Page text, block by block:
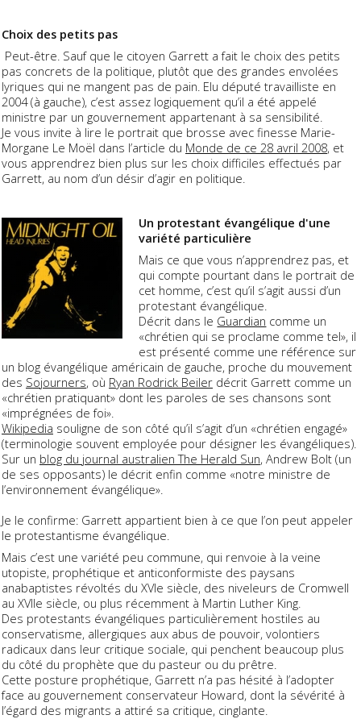
Choix des petits pas
Peut-être. Sauf que le citoyen Garrett a fait le choix des petits
pas concrets de la politique, plutôt que des grandes envolées
lyriques qui ne mangent pas de pain. Elu député travailliste en
2004 (à gauche), c’est assez logiquement qu’il a été appelé
ministre par un gouvernement appartenant à sa sensibilité.
Je vous invite à lire le portrait que brosse avec finesse Marie-
Morgane Le Moël dans l’article du Monde de ce 28 avril 2008, et
vous apprendrez bien plus sur les choix difficiles effectués par
Garrett, au nom d’un désir d’agir en politique.
Un protestant évangélique d'une
variété particulière
Mais ce que vous n’apprendrez pas, et
qui compte pourtant dans le portrait de
cet homme, c’est qu’il s’agit aussi d’un
protestant évangélique.
Décrit dans le Guardian comme un
«chrétien qui se proclame comme tel», il
est présenté comme une référence sur
un blog évangélique américain de gauche, proche du mouvement
des Sojourners, où Ryan Rodrick Beiler décrit Garrett comme un
«chrétien pratiquant» dont les paroles de ses chansons sont
«imprégnées de foi».
Wikipedia souligne de son côté qu’il s’agit d’un «chrétien engagé»
(terminologie souvent employée pour désigner les évangéliques).
Sur un blog du journal australienThe Herald Sun, Andrew Bolt (un
de ses opposants) le décrit enfin comme «notre ministre de
l’environnement évangélique».
Je le confirme: Garrett appartient bien à ce que l’on peut appeler
le protestantisme évangélique.
Mais c’est une variété peu commune, qui renvoie à la veine
utopiste, prophétique et anticonformiste des paysans
anabaptistes révoltés du XVIe siècle, des niveleurs de Cromwell
au XVIIe siècle, ou plus récemment à Martin Luther King.
Des protestants évangéliques particulièrement hostiles au
conservatisme, allergiques aux abus de pouvoir, volontiers
radicaux dans leur critique sociale, qui penchent beaucoup plus
du côté du prophète que du pasteur ou du prêtre.
Cette posture prophétique, Garrett n’a pas hésité à l’adopter
face au gouvernement conservateur Howard, dont la sévérité à
l’égard des migrants a attiré sa critique, cinglante.